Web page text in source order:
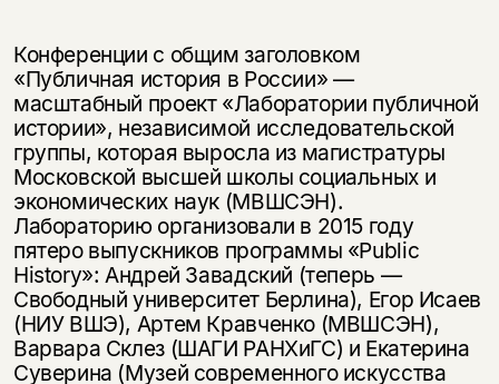
Конференции с общим заголовком
«Публичная история в России» —
масштабный проект «Лаборатории публичной
истории», независимой исследовательской
группы, которая выросла из магистратуры
Московской высшей школы социальных и
экономических наук (МВШСЭН).
Лабораторию организовали в 2015 году
пятеро выпускников программы «Public
History»: Андрей Завадский (теперь —
Свободный университет Берлина), Егор Исаев
(НИУ ВШЭ), Артем Кравченко (МВШСЭН),
Варвара Склез (ШАГИ РАНХиГС) и Екатерина
Суверина (Музей современного искусства